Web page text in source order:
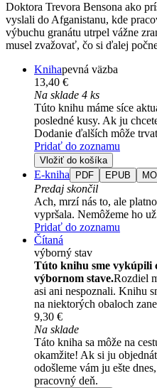
Doktora Trevora Bensona ako
vyslali do Afganistanu, kde
výbuchu granátu utrpel vážne
musel zvažovať, čo si ďalej
Knihapevná väzba
13,40 €
Na sklade 4 ks
Túto knihu máme síce
posledné kusy. Ak ju
Dodanie ďalších môže
Pridať do zoznamu
Vložiť do košíka
E-kniha PDF EPUB
Predaj skončil
Ach, mrzí nás to, ale
vypršala. Nemôžeme ho
Pridať do zoznamu
Čítaná
výborný stav
Túto knihu sme vykúpili
výbornom stave.Rozdiel
asi ani nespoznali. Knihu
na niektorých obaloch
9,30 €
Na sklade
Táto kniha sa môže na
okamžite! Ak si ju
odošleme vám ju ešte
pracovný deň.